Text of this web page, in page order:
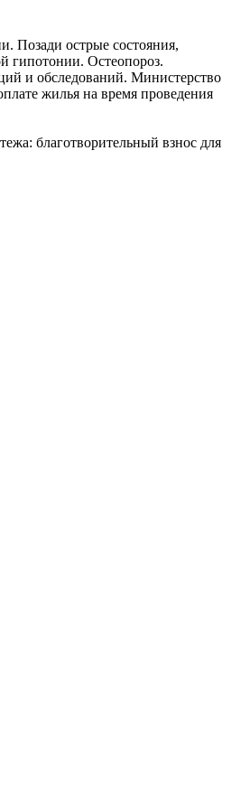
Позади острые состояния,
гипотонии. Остеопороз.
и обследований. Министерство
жилья на время проведения
благотворительный взнос для